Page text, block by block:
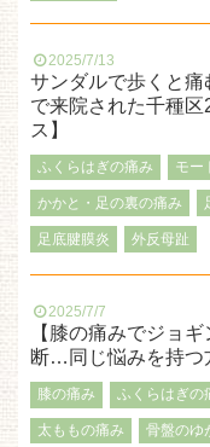
2025/7/13
サンダルで歩くと
で来院された千種
ス】
ふくらはぎの痛み モー
かかと・足の裏の痛み
足底腱膜炎 外反母趾
2025/7/7
【膝の痛みでジョ
断…同じ悩みを持つ
膝の痛み ふくらはぎの
太ももの痛み 骨盤のゆ